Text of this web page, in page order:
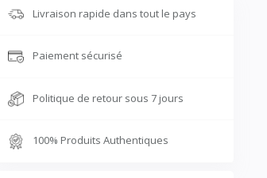
Livraison rapide dans tout le pays
Paiement sécurisé
Politique de retour sous 7 jours
100% Produits Authentiques